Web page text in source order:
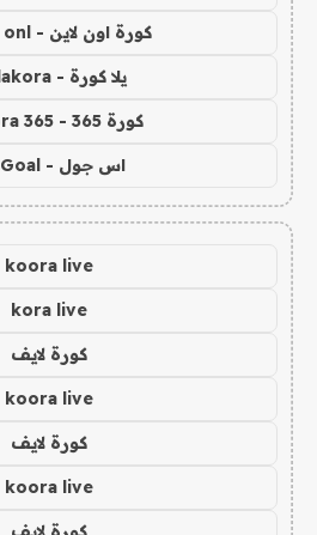
كورة اون لاين - koora onl
يلا كورة - yallakora
كورة 365 - kooora 365
اس جول - AS Goal
koora live
kora live
كورة لايف
koora live
كورة لايف
koora live